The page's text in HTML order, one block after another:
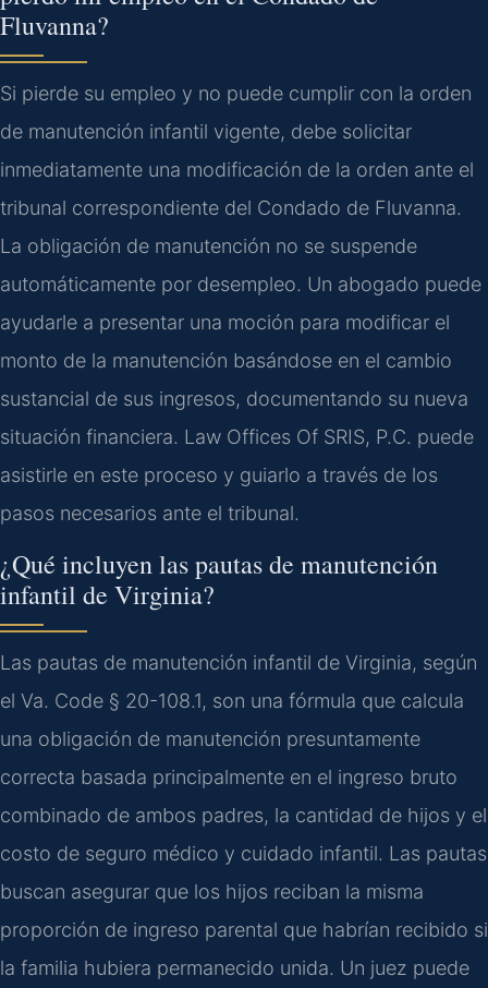
Fluvanna?
Si pierde su empleo y no puede cumplir con la orden
de manutención infantil vigente, debe solicitar
inmediatamente una modificación de la orden ante el
tribunal correspondiente del Condado de Fluvanna.
La obligación de manutención no se suspende
automáticamente por desempleo. Un abogado puede
ayudarle a presentar una moción para modificar el
monto de la manutención basándose en el cambio
sustancial de sus ingresos, documentando su nueva
situación financiera. Law Offices Of SRIS, P.C. puede
asistirle en este proceso y guiarlo a través de los
pasos necesarios ante el tribunal.
¿Qué incluyen las pautas de manutención
infantil de Virginia?
Las pautas de manutención infantil de Virginia, según
el Va. Code § 20-108.1, son una fórmula que calcula
una obligación de manutención presuntamente
correcta basada principalmente en el ingreso bruto
combinado de ambos padres, la cantidad de hijos y el
costo de seguro médico y cuidado infantil. Las pautas
buscan asegurar que los hijos reciban la misma
proporción de ingreso parental que habrían recibido si
la familia hubiera permanecido unida. Un juez puede